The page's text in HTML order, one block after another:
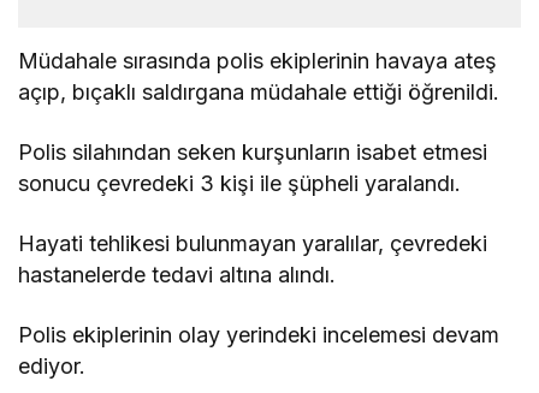
Müdahale sırasında polis ekiplerinin havaya ateş
açıp, bıçaklı saldırgana müdahale ettiği öğrenildi.
Polis silahından seken kurşunların isabet etmesi
sonucu çevredeki 3 kişi ile şüpheli yaralandı.
Hayati tehlikesi bulunmayan yaralılar, çevredeki
hastanelerde tedavi altına alındı.
Polis ekiplerinin olay yerindeki incelemesi devam
ediyor.